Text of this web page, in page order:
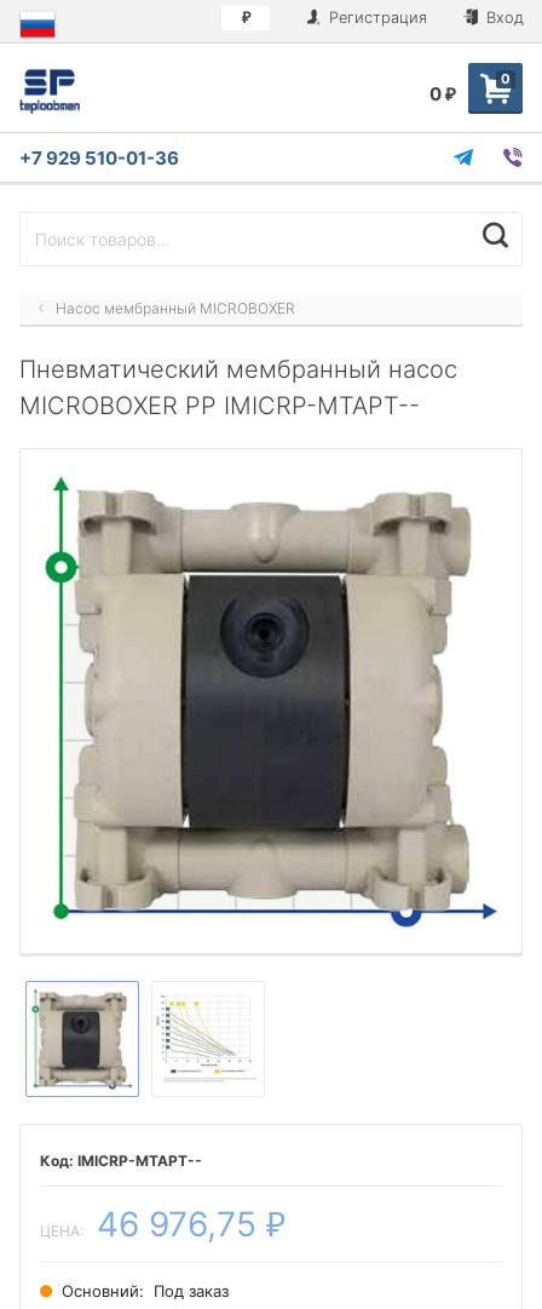
₽ Регистрация Вход
0
0 ₽
+7 929 510-01-36
Насос мембранный MICROBOXER
Пневматический мембранный насос
MICROBOXER PP IMICRP-MTAPT--
IMICRP-MTAPT--
ЦЕНА: 46 976,75 ₽
Основний: Под заказ